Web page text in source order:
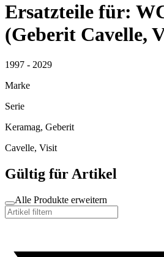
Ersatzteile für:
(Geberit Cavelle,
1997 - 2029
Marke
Serie
Keramag, Geberit
Cavelle, Visit
Gültig für Artikel
Alle Produkte erweitern